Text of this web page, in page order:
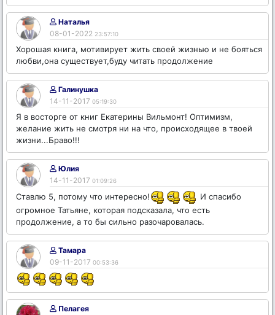
Наталья
08-01-2022 23:57:10
Хорошая книга, мотивирует жить своей жизнью и не бояться
любви,она существует,буду читать продолжение
Галинушка
14-11-2017 05:19:30
Я в восторге от книг Екатерины Вильмонт! Оптимизм,
желание жить не смотря ни на что, происходящее в твоей
жизни...Браво!!!
Юлия
14-11-2017 01:09:26
Ставлю 5, потому что интересно!
И спасибо
огромное Татьяне, которая подсказала, что есть
продолжение, а то бы сильно разочаровалась.
Тамара
09-11-2017 00:53:36
Пелагея